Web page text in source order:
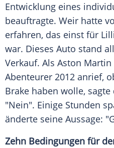
Entwicklung eines
beauftragte. Weir hatte
erfahren, das einst für Lilli
war. Dieses Auto stand
Verkauf. Als Aston Martin
Abenteurer 2012 anrief,
Brake haben wolle,
"Nein". Einige Stunden
änderte seine Aussage:
Zehn Bedingungen für